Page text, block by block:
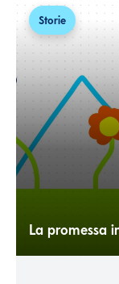
Storie
La promessa